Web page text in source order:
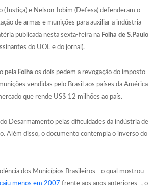
(Justiça) e Nelson Jobim (Defesa) defenderam o
de armas e munições para auxiliar a indústria
publicada nesta sexta-feira na Folha de S.Paulo
do UOL e do jornal).
pela Folha os dois pedem a revogação do imposto
vendidas pelo Brasil aos países da América
que rende US$ 12 milhões ao país.
Desarmamento pelas dificuldades da indústria de
Além disso, o documento contempla o inverso do
dos Municípios Brasileiros –o qual mostrou
menos em 2007 frente aos anos anteriores–, o